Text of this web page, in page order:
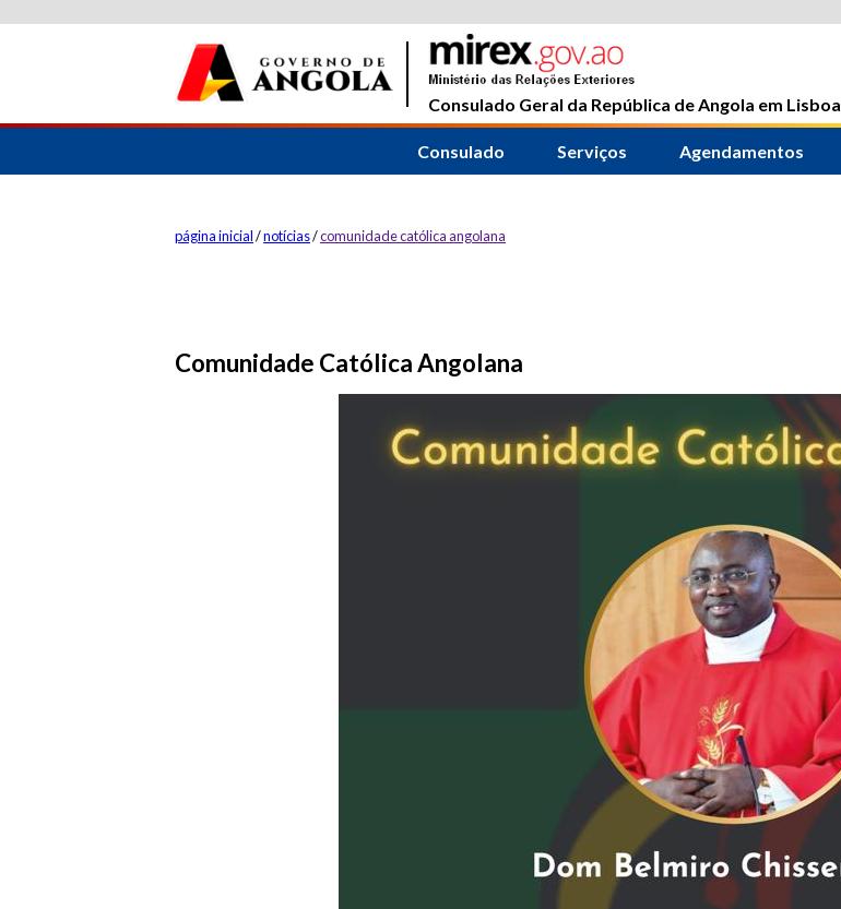
Consulado Geral da República de Angola em Lisboa
Consulado Serviços Agendamentos
página inicial/notícias/comunidade católica angolana
Comunidade Católica Angolana